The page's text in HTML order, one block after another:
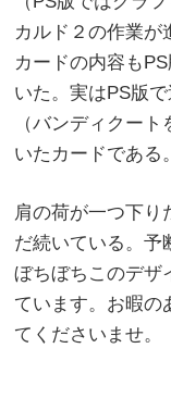
カルド２の作業が
カードの内容も
いた。実はPS版
（バンディクー
いたカードである。
肩の荷が一つ下り
だ続いている。予
ぼちぼちこのデザ
ています。お暇の
てくださいませ。